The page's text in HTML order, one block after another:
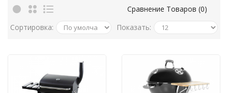
Сравнение Товаров (0)
Сортировка:
Показать: